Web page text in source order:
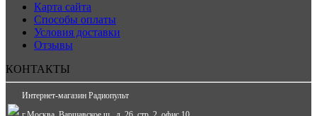
Карта сайта
Способы оплаты
Условия доставки
Отзывы
КОНТАКТЫ
Интернет-магазин Радиопульт